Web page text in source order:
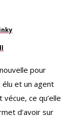
pour
élu et un agent
ce qu’elle
d’avoir sur